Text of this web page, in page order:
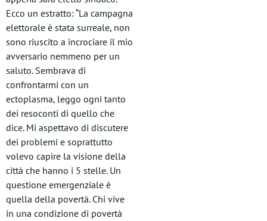
Ecco un estratto: “La campagna
elettorale è stata surreale, non
sono riuscito a incrociare il mio
avversario nemmeno per un
saluto. Sembrava di
confrontarmi con un
ectoplasma, leggo ogni tanto
dei resoconti di quello che
dice. Mi aspettavo di discutere
dei problemi e soprattutto
volevo capire la visione della
città che hanno i 5 stelle. Un
questione emergenziale è
quella della povertà. Chi vive
in una condizione di povertà